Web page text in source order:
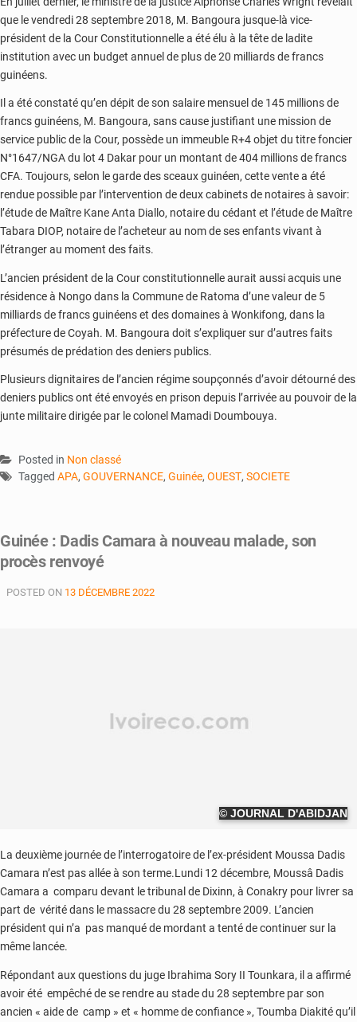
que le vendredi 28 septembre 2018, M. Bangoura jusque-là vice-
président de la Cour Constitutionnelle a été élu à la tête de ladite
institution avec un budget annuel de plus de 20 milliards de francs
guinéens.
Il a été constaté qu’en dépit de son salaire mensuel de 145 millions de
francs guinéens, M. Bangoura, sans cause justifiant une mission de
service public de la Cour, possède un immeuble R+4 objet du titre foncier
N°1647/NGA du lot 4 Dakar pour un montant de 404 millions de francs
CFA. Toujours, selon le garde des sceaux guinéen, cette vente a été
rendue possible par l’intervention de deux cabinets de notaires à savoir:
l’étude de Maître Kane Anta Diallo, notaire du cédant et l’étude de Maître
Tabara DIOP, notaire de l’acheteur au nom de ses enfants vivant à
l’étranger au moment des faits.
L’ancien président de la Cour constitutionnelle aurait aussi acquis une
résidence à Nongo dans la Commune de Ratoma d’une valeur de 5
milliards de francs guinéens et des domaines à Wonkifong, dans la
préfecture de Coyah. M. Bangoura doit s’expliquer sur d’autres faits
présumés de prédation des deniers publics.
Plusieurs dignitaires de l’ancien régime soupçonnés d’avoir détourné des
deniers publics ont été envoyés en prison depuis l’arrivée au pouvoir de la
junte militaire dirigée par le colonel Mamadi Doumbouya.
Posted in Non classé
Tagged APA, GOUVERNANCE, Guinée, OUEST, SOCIETE
Guinée : Dadis Camara à nouveau malade, son
procès renvoyé
POSTED ON 13 DÉCEMBRE 2022
© JOURNAL D'ABIDJAN
La deuxième journée de l’interrogatoire de l’ex-président Moussa Dadis
Camara n’est pas allée à son terme.Lundi 12 décembre, Moussâ Dadis
Camara a comparu devant le tribunal de Dixinn, à Conakry pour livrer sa
part de vérité dans le massacre du 28 septembre 2009. L’ancien
président qui n’a pas manqué de mordant a tenté de continuer sur la
même lancée.
Répondant aux questions du juge Ibrahima Sory II Tounkara, il a affirmé
avoir été empêché de se rendre au stade du 28 septembre par son
ancien « aide de camp » et « homme de confiance », Toumba Diakité qu’il